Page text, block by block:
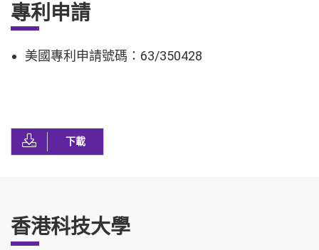
專利申請
美國專利申請號碼：63/350428
下載
香港科技大學